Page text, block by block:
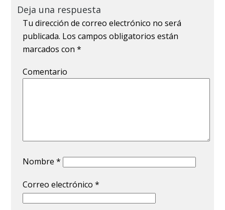
Deja una respuesta
Tu dirección de correo electrónico no será
publicada. Los campos obligatorios están
marcados con*
Comentario
Nombre*
Correo electrónico*